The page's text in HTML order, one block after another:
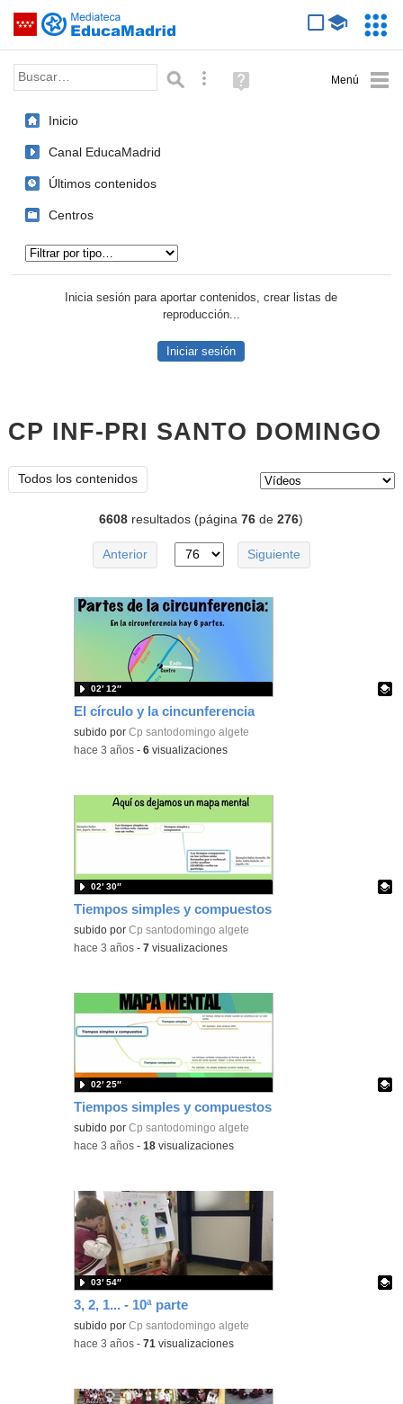
Saltar navegación
Palabra o frase: Búsqueda avanzada
Ayuda
(en
Inicio
Canal EducaMadrid
Últimos contenidos
Centros
Inicia sesión para aportar contenidos, crear listas de
reproducción...
Iniciar sesión
CP INF-PRI SANTO DOMINGO
Todos los contenidos
6608 resultados (página76 de276)
Anterior Siguiente
El círculo y la cincunferencia
Contenido educativo.
subido porCp santodomingo algete
02′ 12″
-hace 3 años -6 visualizaciones
Tiempos simples y compuestos
Contenido educativo.
subido porCp santodomingo algete
02′ 30″
-hace 3 años -7 visualizaciones
Tiempos simples y compuestos
Contenido educativo.
subido porCp santodomingo algete
02′ 25″
-hace 3 años -18 visualizaciones
3, 2, 1... - 10ª parte
Contenido educativo.
subido porCp santodomingo algete
03′ 54″
-hace 3 años -71 visualizaciones